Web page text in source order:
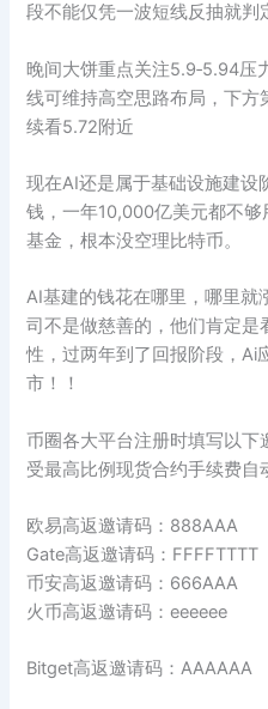
段不能仅凭一波短线反抽就判
晚间大饼重点关注5.9‑5.94压
线可维持高空思路布局，下
续看5.72附近
现在AI还是属于基础设施建设
钱，一年10,000亿美元都不
基金，根本没空理比特币。
AI基建的钱花在哪里，哪里就
司不是做慈善的，他们肯定
性，过两年到了回报阶段，Ai
市！！
币圈各大平台注册时填写以
受最高比例现货合约手续费自
欧易高返邀请码：888AAA
Gate高返邀请码：FFFFTTTT
币安高返邀请码：666AAA
火币高返邀请码：eeeeee
Bitget高返邀请码：AAAAAA